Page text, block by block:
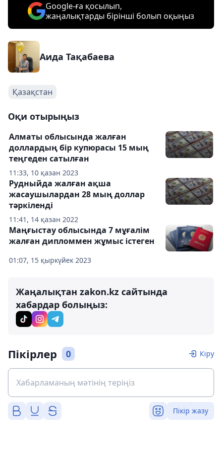
Google-ға қосылып,
жаңалықтарды бірінші болып оқыңыз
Аида Тақабаева
Қазақстан
Оқи отырыңыз
11:33, 10 қазан 2023
Алматы облысында жалған
доллардың бір купюрасы 15 мың
теңгеден сатылған
11:41, 14 қазан 2022
Рудныйда жалған ақша
жасаушылардан 28 мың доллар
тәркіленді
01:07, 15 қыркүйек 2023
Маңғыстау облысында 7 мұғалім
жалған дипломмен жұмыс істеген
Жаңалықтан zakon.kz сайтында
хабардар болыңыз:
Пікірлер 0 Кіру
Пікір жазу